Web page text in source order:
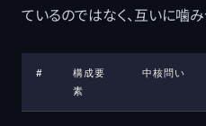
ているのではなく、互いに噛
#
構成要
素
中核問い